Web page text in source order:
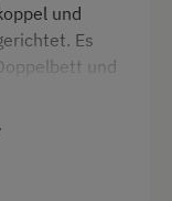
und
Es
und